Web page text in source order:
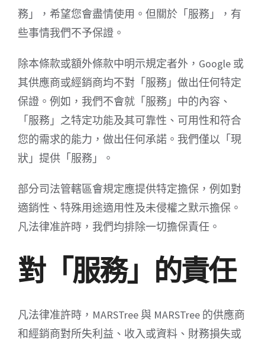
務」，希望您會盡情使用。但關於「服務」，有
些事情我們不予保證。
除本條款或額外條款中明示規定者外，Google 或
其供應商或經銷商均不對「服務」做出任何特定
保證。例如，我們不會就「服務」中的內容、
「服務」之特定功能及其可靠性、可用性和符合
您的需求的能力，做出任何承諾。我們僅以「現
狀」提供「服務」。
部分司法管轄區會規定應提供特定擔保，例如對
適銷性、特殊用途適用性及未侵權之默示擔保。
凡法律准許時，我們均排除一切擔保責任。
對「服務」的責任
凡法律准許時，MARSTree 與 MARSTree 的供應商
和經銷商對所失利益、收入或資料、財務損失或